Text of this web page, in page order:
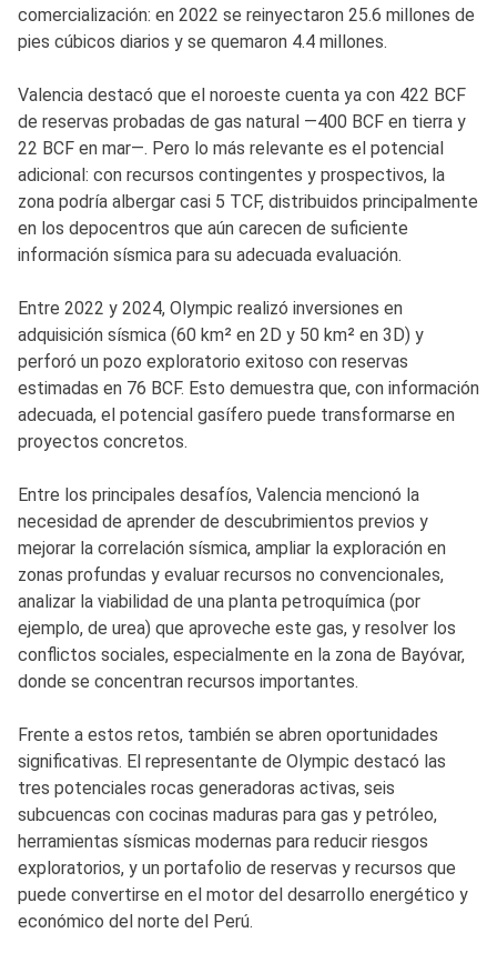
comercialización: en 2022 se reinyectaron 25.6 millones de
pies cúbicos diarios y se quemaron 4.4 millones.
Valencia destacó que el noroeste cuenta ya con 422 BCF
de reservas probadas de gas natural —400 BCF en tierra y
22 BCF en mar—. Pero lo más relevante es el potencial
adicional: con recursos contingentes y prospectivos, la
zona podría albergar casi 5 TCF, distribuidos principalmente
en los depocentros que aún carecen de suficiente
información sísmica para su adecuada evaluación.
Entre 2022 y 2024, Olympic realizó inversiones en
adquisición sísmica (60 km² en 2D y 50 km² en 3D) y
perforó un pozo exploratorio exitoso con reservas
estimadas en 76 BCF. Esto demuestra que, con información
adecuada, el potencial gasífero puede transformarse en
proyectos concretos.
Entre los principales desafíos, Valencia mencionó la
necesidad de aprender de descubrimientos previos y
mejorar la correlación sísmica, ampliar la exploración en
zonas profundas y evaluar recursos no convencionales,
analizar la viabilidad de una planta petroquímica (por
ejemplo, de urea) que aproveche este gas, y resolver los
conflictos sociales, especialmente en la zona de Bayóvar,
donde se concentran recursos importantes.
Frente a estos retos, también se abren oportunidades
significativas. El representante de Olympic destacó las
tres potenciales rocas generadoras activas, seis
subcuencas con cocinas maduras para gas y petróleo,
herramientas sísmicas modernas para reducir riesgos
exploratorios, y un portafolio de reservas y recursos que
puede convertirse en el motor del desarrollo energético y
económico del norte del Perú.